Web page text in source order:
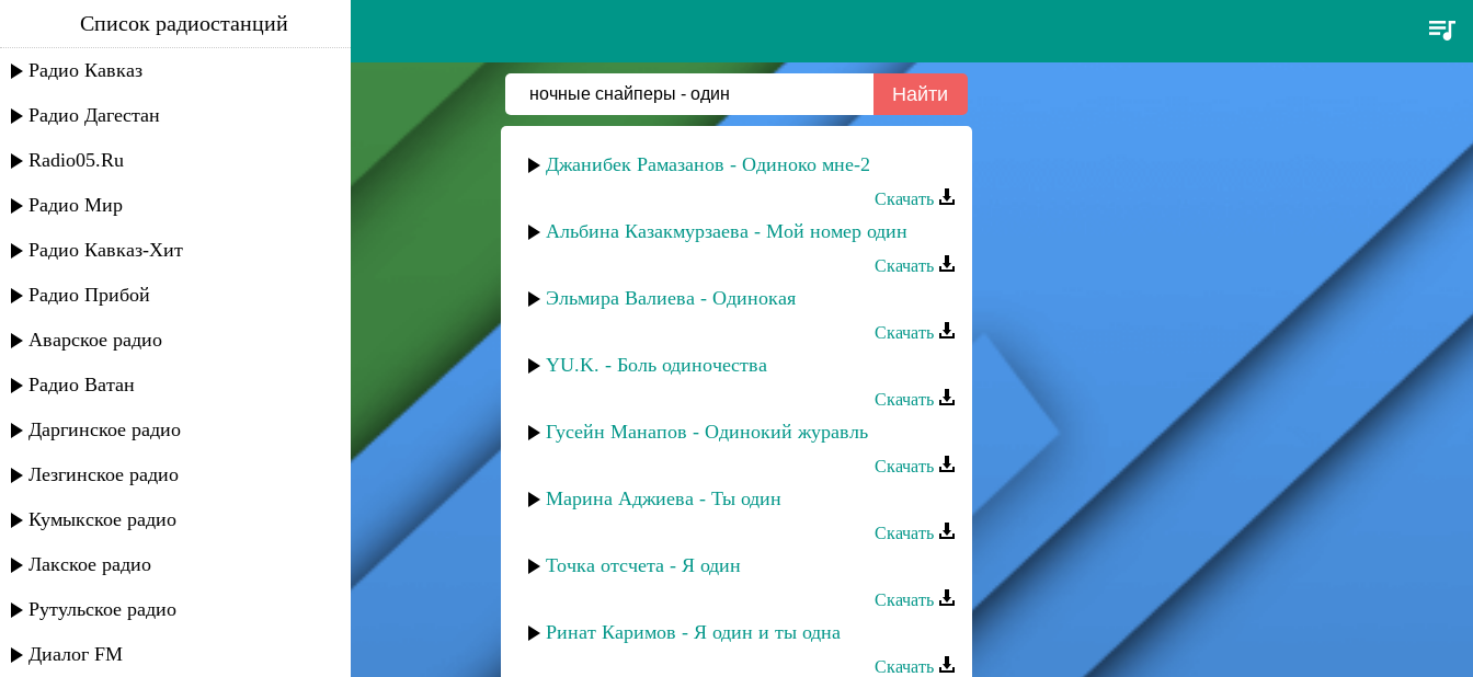
ночные снайперы - один
Список радиостанций
Радио Кавказ
Радио Дагестан
Radio05.Ru
Радио Мир
Радио Кавказ-Хит
Радио Прибой
Аварское радио
Радио Ватан
Даргинское радио
Лезгинское радио
Кумыкское радио
Лакское радио
Рутульское радио
Диалог FM
Джанибек Рамазанов - Одиноко мне-2
Скачать
Альбина Казакмурзаева - Мой номер один
Скачать
Эльмира Валиева - Одинокая
Скачать
YU.K. - Боль одиночества
Скачать
Гусейн Манапов - Одинокий журавль
Скачать
Марина Аджиева - Ты один
Скачать
Точка отсчета - Я один
Скачать
Ринат Каримов - Я один и ты одна
Скачать